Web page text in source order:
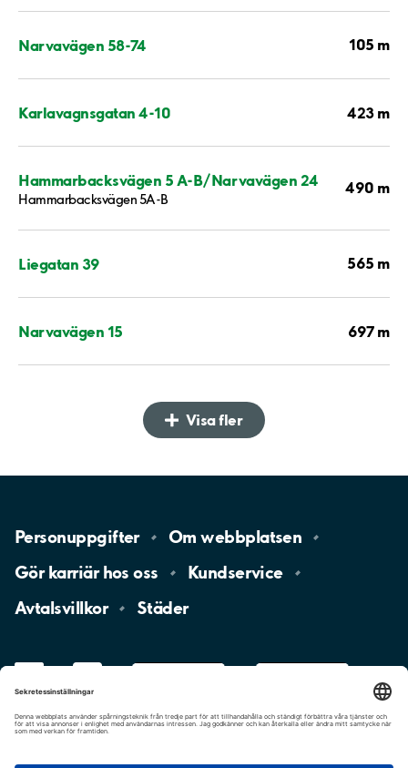
Narvavägen 58-74 105 m
Karlavagnsgatan 4-10 423 m
Hammarbacksvägen 5 A-B/Narvavägen 24
Hammarbacksvägen 5A-B
490 m
Liegatan 39 565 m
Narvavägen 15 697 m
Visa fler
Personuppgifter Omwebbplatsen
Gör karriär hososs
Kundservice
Avtalsvillkor
Städer